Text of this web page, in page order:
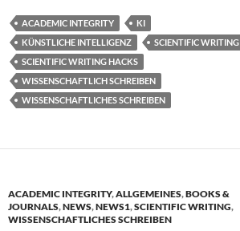
e
b
o
o
k
to
d
o
n
ail le
n
ACADEMIC INTEGRITY
KI
KÜNSTLICHE INTELLIGENZ
SCIENTIFIC WRITING
SCIENTIFIC WRITING HACKS
WISSENSCHAFTLICH SCHREIBEN
WISSENSCHAFTLICHES SCHREIBEN
ACADEMIC INTEGRITY,ALLGEMEINES,BOOKS &
JOURNALS,NEWS,NEWS1,SCIENTIFIC WRITING,
WISSENSCHAFTLICHES SCHREIBEN